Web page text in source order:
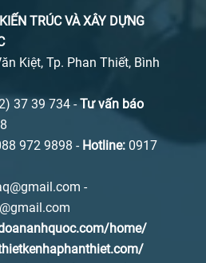
TRÚC VÀ XÂY DỰNG
Kiệt, Tp. Phan Thiết, Bình
37 39 734 -Tư vấn báo
972 9898 - Hotline: 0917
-
home/